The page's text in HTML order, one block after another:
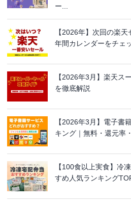
ー...
【2026年】次回の楽
年間カレンダーをチェ
【2026年3月】楽天ス
を徹底解説
【2026年3月】電子書
キング｜無料・還元率
【100食以上実食】冷
すめ人気ランキング